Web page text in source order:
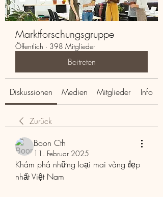
Marktforschungsgruppe
Öffentlich · 398 Mitglieder
Beitreten
Diskussionen Medien Mitglieder Info
Zurück
Boon Cth
11. Februar 2025
Khám phá những loại mai vàng đẹp
nhất Việt Nam